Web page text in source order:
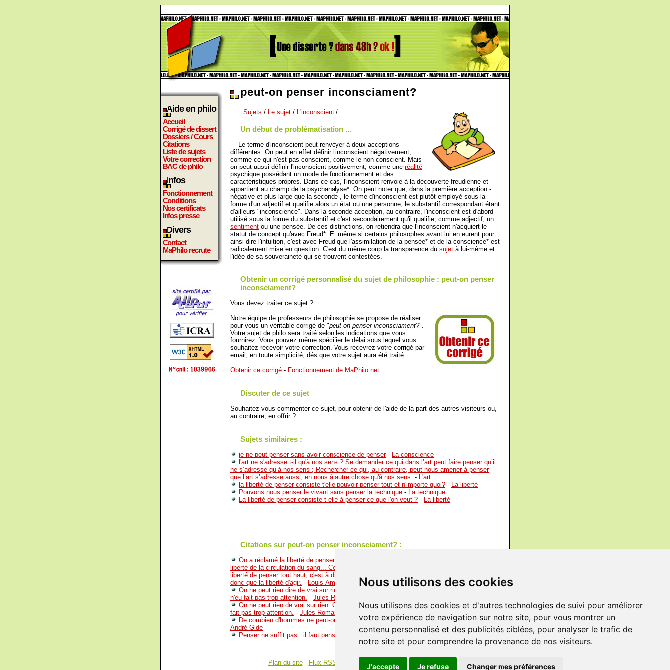
Nous utilisons des cookies
Nous utilisons des cookies et d'autres technologies de suivi pour améliorer
votre expérience de navigation sur notre site, pour vous montrer un
contenu personnalisé et des publicités ciblées, pour analyser le trafic de
notre site et pour comprendre la provenance de nos visiteurs.
J'accepte Je refuse Changer mes préférences
Aide en philo
Accueil
Corrigé de dissert
Dossiers / Cours
Citations
Liste de sujets
Votre correction
BAC de philo
Infos
Fonctionnement
Conditions
Nos certificats
Infos presse
Divers
Contact
MaPhilo recrute
peut-on penser inconsciament?
Sujets / Le sujet/ L'inconscient/
Un début de problématisation ...
Le terme d'inconscient peut renvoyer à deux acceptions
différentes. On peut en effet définir l'inconscient négativement,
comme ce qui n'est pas conscient, comme le non-conscient. Mais
on peut aussi définir l'inconscient positivement, comme une réalité
psychique possédant un mode de fonctionnement et des
caractéristiques propres. Dans ce cas, l'inconscient renvoie à la découverte freudienne et
appartient au champ de la psychanalyse*. On peut noter que, dans la première acception -
négative et plus large que la seconde-, le terme d'inconscient est plutôt employé sous la
forme d'un adjectif et qualifie alors un état ou une personne, le substantif correspondant étant
d'ailleurs "inconscience". Dans la seconde acception, au contraire, l'inconscient est d'abord
utilisé sous la forme du substantif et c'est secondairement qu'il qualifie, comme adjectif, un
sentiment ou une pensée. De ces distinctions, on retiendra que l'inconscient n'acquiert le
statut de concept qu'avec Freud*. Et même si certains philosophes avant lui en eurent pour
ainsi dire l'intuition, c'est avec Freud que l'assimilation de la pensée* et de la conscience* est
radicalement mise en question. C'est du même coup la transparence du sujet à lui-même et
l'idée de sa souveraineté qui se trouvent contestées.
Obtenir un corrigé personnalisé du sujet de philosophie : peut-on penser
inconsciament?
Vous devez traiter ce sujet ?
Notre équipe de professeurs de philosophie se propose de réaliser
pour vous un véritable corrigé de "peut-on penser inconsciament?".
Votre sujet de philo sera traité selon les indications que vous
fournirez. Vous pouvez même spécifier le délai sous lequel vous
souhaitez recevoir votre correction. Vous recevrez votre corrigé par
email, en toute simplicité, dés que votre sujet aura été traité.
Obtenir ce corrigé - Fonctionnement de MaPhilo.net
Discuter de ce sujet
Souhaitez-vous commenter ce sujet, pour obtenir de l'aide de la part des autres visiteurs ou,
au contraire, en offrir ?
Sujets similaires :
je ne peut penser sans avoir conscience de penser- La conscience
l'art ne s'adresse t-il qu'à nos sens ? Se demander ce qui dans l’art peut faire penser qu’il
ne s’adresse qu’à nos sens ; Rechercher ce qui, au contraire, peut nous amener à penser
que l’art s’adresse aussi, en nous à autre chose qu'à nos sens. - L'art
la liberté de penser consiste t'elle pouvoir penser tout et n'importe quoi? - La liberté
Pouvons nous penser le vivant sans penser la technique - La technique
La liberté de penser consiste-t-elle à penser ce que l'on veut ? - La liberté
Citations sur peut-on penser inconsciament? :
On a réclamé la liberté de penser ce qui est un peu plus absurde que si l'on eût réclamé la
liberté de la circulation du sang... Ce que les sophistes appelaient la liberté de penser était la
liberté de penser tout haut; c'est à dire de publier ses pensées... la liberté de penser n'était
donc que la liberté d'agir. - Louis-Ambroise vicomte de Bonald
On ne peut rien dire de vrai sur rien. On ne peut penser quelque chose de vrai que si on
n'eu fait pas trop attention. - Jules Romains
On ne peut rien de vrai sur rien. On ne peut penser quelque chose de vrai que si on n'y
fait pas trop attention. - Jules Romains
De combien d'hommes ne peut-on penser que c'est par médiocrité qu'ils sont sages?-
André Gide
Penser ne suffit pas : il faut penser à quelque chose. - Jules Renard
Plan du site- Flux RSS Gestion des cookies